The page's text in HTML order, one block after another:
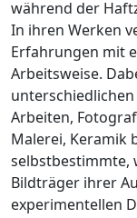
während der
In ihren Werken
Erfahrungen mit
Arbeitsweise.
unterschiedlichen
Arbeiten,
Malerei, Keramik
selbstbestimmte,
Bildträger ihrer
experimentellen